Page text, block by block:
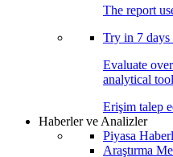
The report
Try in 7 days
Evaluate over
analytical
Erişim talep
Haberler ve Analizler
Piyasa
Araştırma